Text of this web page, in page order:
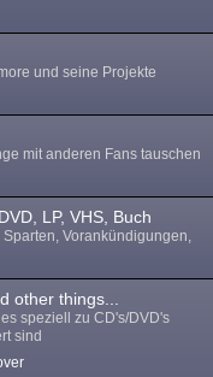
und seine Projekte
mit anderen Fans tauschen
LP, VHS, Buch
Vorankündigungen,
other things...
speziell zu CD's/DVD's
sind